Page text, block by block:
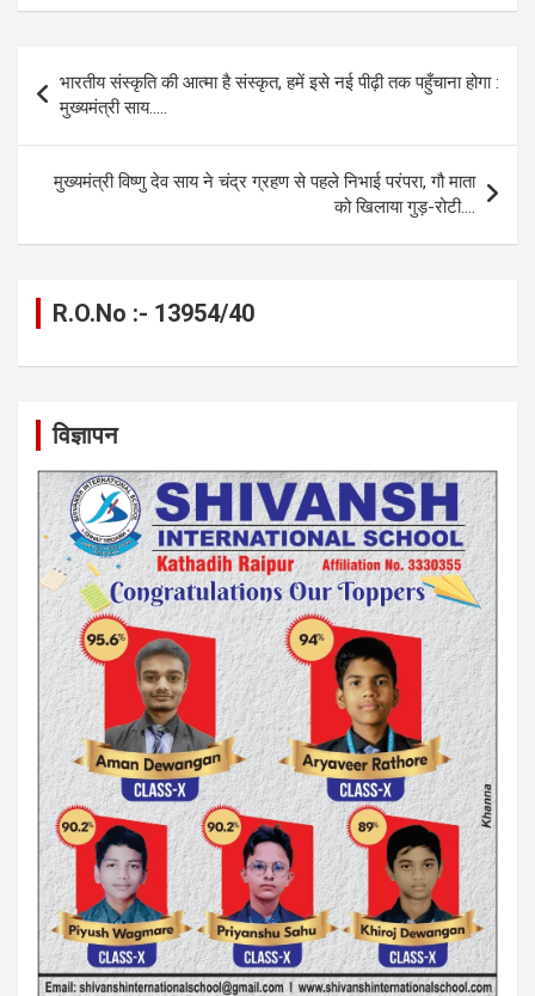
ce
b
o
o
k
se
n
g
er
at
s
A
p
p
e
gr
a
m
ail py
Li
n
k
ar
e
navigation
भारतीय संस्कृति की आत्मा है संस्कृत, हमें इसे नई पीढ़ी तक पहुँचाना होगा :
मुख्यमंत्री साय…..
मुख्यमंत्री विष्णु देव साय ने चंद्र ग्रहण से पहले निभाई परंपरा, गौ माता
को खिलाया गुड़-रोटी….
R.O.No :- 13954/40
विज्ञापन